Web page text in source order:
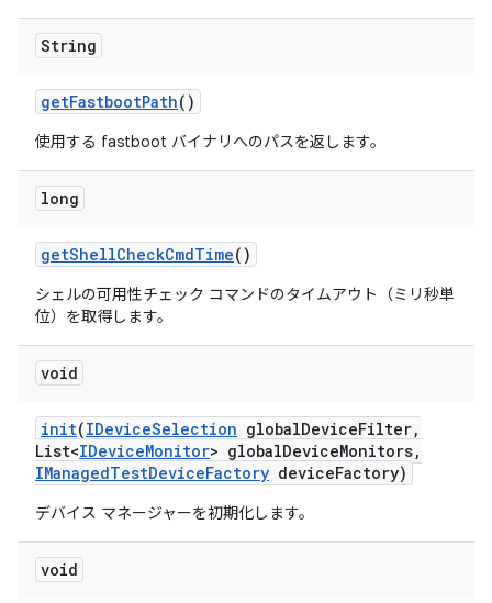
String
getFastbootPath()
使用する fastboot バイナリへのパスを返します。
long
getShellCheckCmdTime()
シェルの可用性チェック コマンドのタイムアウト（ミリ秒単
位）を取得します。
void
init(IDeviceSelection globalDeviceFilter,
List<IDeviceMonitor> globalDeviceMonitors,
IManagedTestDeviceFactory deviceFactory)
デバイス マネージャーを初期化します。
void